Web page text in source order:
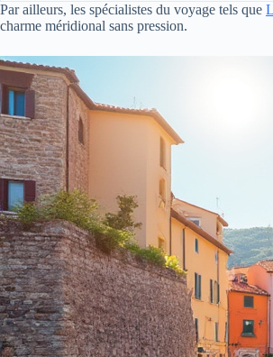
Par ailleurs, les spécialistes du voyage tels que
charme méridional sans pression.